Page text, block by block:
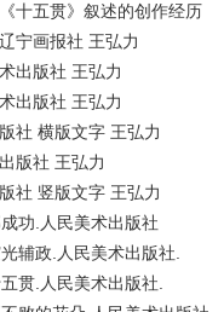
十五贯》叙述的创作经历
宁画报社 王弘力
出版社 王弘力
出版社 王弘力
社 横版文字 王弘力
版社 王弘力
社 竖版文字 王弘力
功.人民美术出版社
辅政.人民美术出版社.
贯.人民美术出版社.